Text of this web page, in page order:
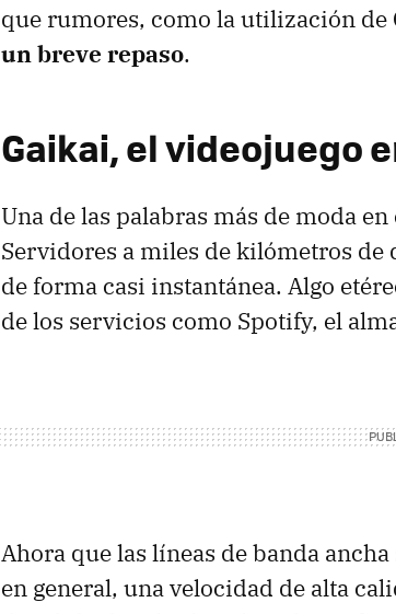
que rumores, como la utilización de
un breve repaso.
Gaikai, el videojuego
Una de las palabras más de moda
Servidores a miles de kilómetros
de forma casi instantánea. Algo
de los servicios como Spotify, el
Ahora que las líneas de banda
en general, una velocidad de alta